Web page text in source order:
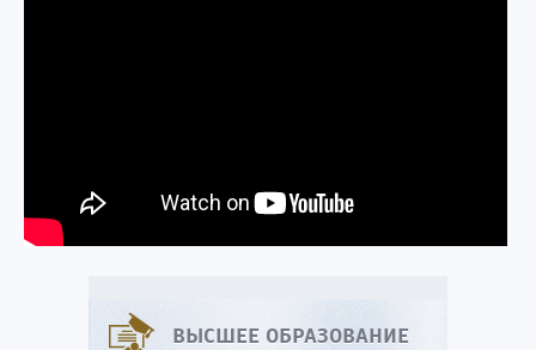
ВЫСШЕЕ ОБРАЗОВАНИЕ